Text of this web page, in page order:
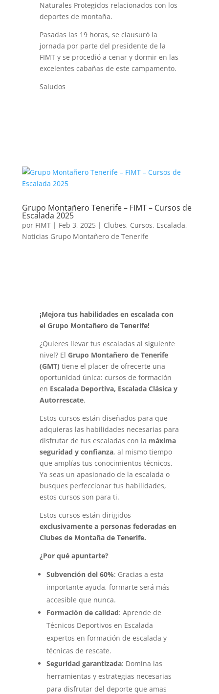
Naturales Protegidos relacionados con los
deportes de montaña.
Pasadas las 19 horas, se clausuró la
jornada por parte del presidente de la
FIMT y se procedió a cenar y dormir en las
excelentes cabañas de este campamento.
Saludos
Grupo Montañero Tenerife – FIMT – Cursos de
Escalada 2025
por FIMT| Feb 3, 2025| Clubes, Cursos, Escalada,
Noticias Grupo Montañero de Tenerife
¡Mejora tus habilidades en escalada con
el Grupo Montañero de Tenerife!
¿Quieres llevar tus escaladas al siguiente
nivel? El Grupo Montañero de Tenerife
(GMT) tiene el placer de ofrecerte una
oportunidad única: cursos de formación
en Escalada Deportiva, Escalada Clásica y
Autorrescate.
Estos cursos están diseñados para que
adquieras las habilidades necesarias para
disfrutar de tus escaladas con la máxima
seguridad y confianza, al mismo tiempo
que amplías tus conocimientos técnicos.
Ya seas un apasionado de la escalada o
busques perfeccionar tus habilidades,
estos cursos son para ti.
Estos cursos están dirigidos
exclusivamente a personas federadas en
Clubes de Montaña de Tenerife.
¿Por qué apuntarte?
Subvención del 60%: Gracias a esta
importante ayuda, formarte será más
accesible que nunca.
Formación de calidad: Aprende de
Técnicos Deportivos en Escalada
expertos en formación de escalada y
técnicas de rescate.
Seguridad garantizada: Domina las
herramientas y estrategias necesarias
para disfrutar del deporte que amas